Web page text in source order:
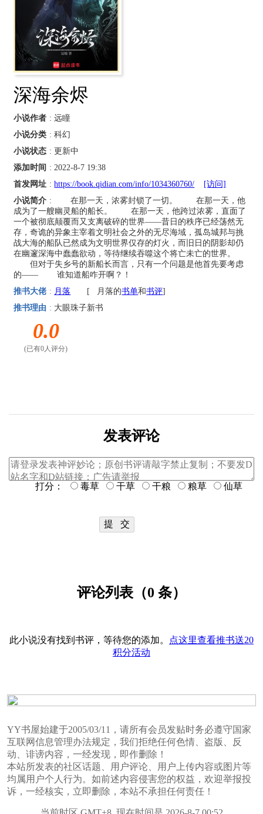
深海余烬
小说作者 : 远瞳
小说分类 : 科幻
小说状态 : 更新中
添加时间 : 2022-8-7 19:38
首发网址 :https://book.qidian.com/info/1034360760/
[访问]
小说简介 : 在那一天，浓雾封锁了一切。 在那一天，他
成为了一艘幽灵船的船长。 在那一天，他跨过浓雾，直面了
一个被彻底颠覆而又支离破碎的世界——昔日的秩序已经荡然无
存，奇诡的异象主宰着文明社会之外的无尽海域，孤岛城邦与挑
战大海的船队已然成为文明世界仅存的灯火，而旧日的阴影却仍
在幽邃深海中蠢蠢欲动，等待继续吞噬这个将亡未亡的世界。
但对于失乡号的新船长而言，只有一个问题是他首先要考虑
的—— 谁知道船咋开啊？！
推书大佬 : 月落 [ 月落的书单和书评]
推书理由 : 大眼珠子新书
0.0
(已有0人评分)
发表评论
打分： 毒草 干草 干粮 粮草 仙草
评论列表（0 条）
此小说没有找到书评，等待您的添加。
点这里查看推书送20
积分活动
YY书屋始建于2005/03/11，请所有会员发贴时务必遵守国家
互联网信息管理办法规定，我们拒绝任何色情、盗版、反
动、诽谤内容，一经发现，即作删除！
本站所发表的社区话题、用户评论、用户上传内容或图片等
均属用户个人行为。如前述内容侵害您的权益，欢迎举报投
诉，一经核实，立即删除，本站不承担任何责任！